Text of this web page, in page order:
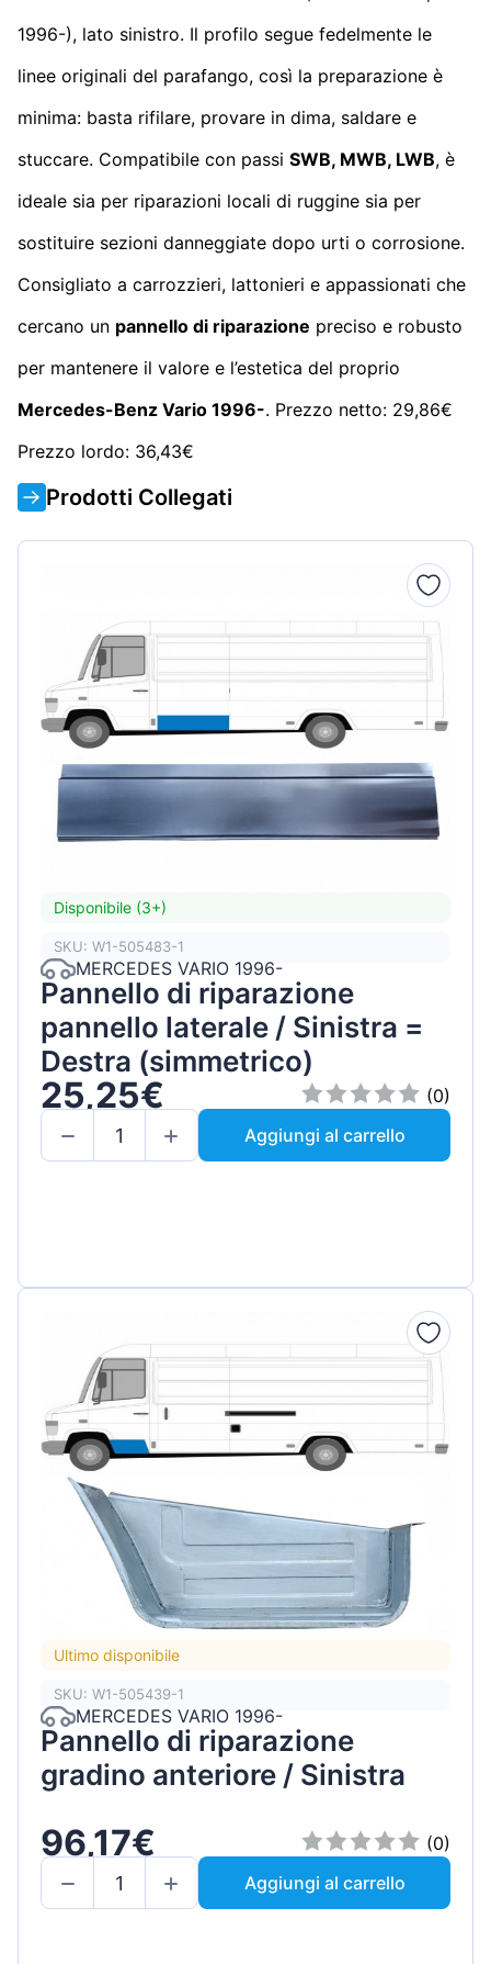
1996-), lato sinistro. Il profilo segue fedelmente le
linee originali del parafango, così la preparazione è
minima: basta rifilare, provare in dima, saldare e
stuccare. Compatibile con passi SWB, MWB, LWB, è
ideale sia per riparazioni locali di ruggine sia per
sostituire sezioni danneggiate dopo urti o corrosione.
Consigliato a carrozzieri, lattonieri e appassionati che
cercano un pannello di riparazione preciso e robusto
per mantenere il valore e l’estetica del proprio
Mercedes-Benz Vario 1996-. Prezzo netto: 29,86€
Prezzo lordo: 36,43€
Prodotti Collegati
Disponibile (3+)
SKU: W1-505483-1
MERCEDES VARIO 1996-
Pannello di riparazione
pannello laterale / Sinistra =
Destra (simmetrico)
25,25€
(0)
Aggiungi al carrello
Ultimo disponibile
SKU: W1-505439-1
MERCEDES VARIO 1996-
Pannello di riparazione
gradino anteriore / Sinistra
96,17€
(0)
Aggiungi al carrello